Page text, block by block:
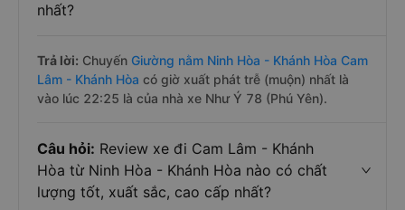
nhất?
Trả lời: Chuyến Giường nằm Ninh Hòa - Khánh Hòa Cam
Lâm - Khánh Hòa có giờ xuất phát trễ (muộn) nhất là
vào lúc 22:25 là của nhà xe Như Ý 78 (Phú Yên).
Câu hỏi: Review xe đi Cam Lâm - Khánh
Hòa từ Ninh Hòa - Khánh Hòa nào có chất
lượng tốt, xuất sắc, cao cấp nhất?